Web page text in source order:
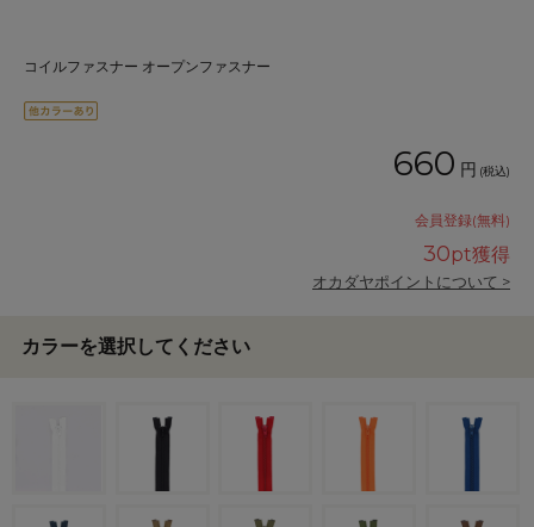
コイルファスナー オープンファスナー
660 円 (税込)
会員登録(無料)
30pt獲得
オカダヤポイントについて >
カラーを選択してください